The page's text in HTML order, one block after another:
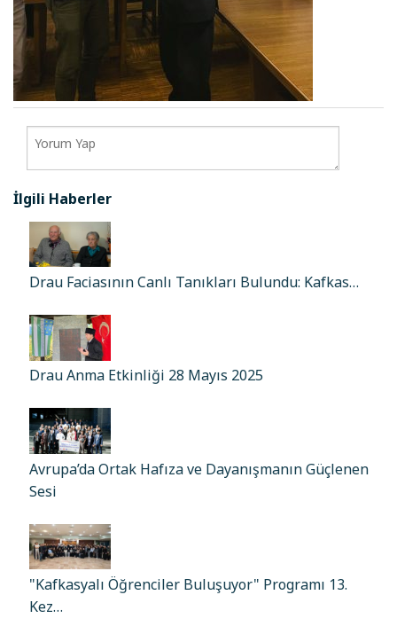
İlgili Haberler
Drau Faciasının Canlı Tanıkları Bulundu: Kafkas…
Drau Anma Etkinliği 28 Mayıs 2025
Avrupa’da Ortak Hafıza ve Dayanışmanın Güçlenen
Sesi
"Kafkasyalı Öğrenciler Buluşuyor" Programı 13.
Kez…